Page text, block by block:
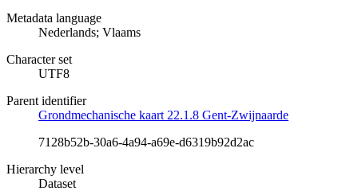
Metadata language
Nederlands; Vlaams
Character set
UTF8
Parent identifier
Grondmechanische kaart 22.1.8 Gent-Zwijnaarde
7128b52b-30a6-4a94-a69e-d6319b92d2ac
Hierarchy level
Dataset